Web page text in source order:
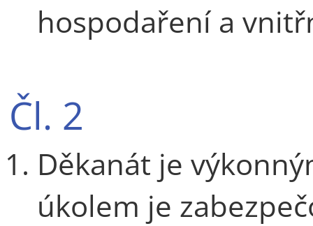
hospodaření a
Čl. 2
Děkanát je
úkolem je